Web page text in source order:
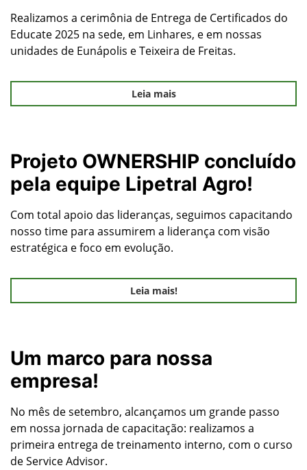
Realizamos a cerimônia de Entrega de Certificados do
Educate 2025 na sede, em Linhares, e em nossas
unidades de Eunápolis e Teixeira de Freitas.
Leia mais
Projeto OWNERSHIP concluído
pela equipe Lipetral Agro!
Com total apoio das lideranças, seguimos capacitando
nosso time para assumirem a liderança com visão
estratégica e foco em evolução.
Leia mais!
Um marco para nossa
empresa!
No mês de setembro, alcançamos um grande passo
em nossa jornada de capacitação: realizamos a
primeira entrega de treinamento interno, com o curso
de Service Advisor.